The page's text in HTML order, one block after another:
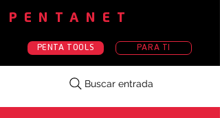
PENTANET
PARA TI
PENTA TOOLS
Buscar entrada